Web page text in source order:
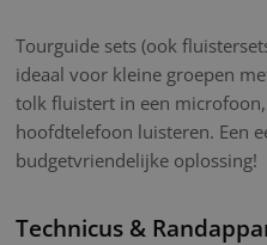
Tourguide sets (ook
ideaal voor kleine groepen
tolk fluistert in een
hoofdtelefoon luisteren. Een
budgetvriendelijke oplossing!
Technicus &